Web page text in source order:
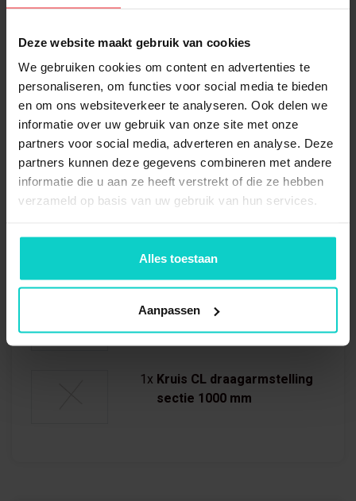
Deze website maakt gebruik van cookies
We gebruiken cookies om content en advertenties te
personaliseren, om functies voor social media te bieden
en om ons websiteverkeer te analyseren. Ook delen we
informatie over uw gebruik van onze site met onze
partners voor social media, adverteren en analyse. Deze
partners kunnen deze gegevens combineren met andere
informatie die u aan ze heeft verstrekt of die ze hebben
verzameld op basis van uw gebruik van hun services.
Alles toestaan
Aanpassen
2964mm
4xAnker M-12
2xVoet draagarm enkel
800mm
10xDraagarm CL 800mm
10xArm safety pin CL
1x Kruis CL draagarmstelling
sectie 1000 mm